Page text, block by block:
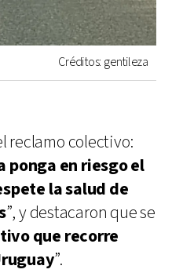
Créditos: gentileza
reclamo colectivo:
ponga en riesgo el
la salud de
”, y destacaron que se
que recorre
”.